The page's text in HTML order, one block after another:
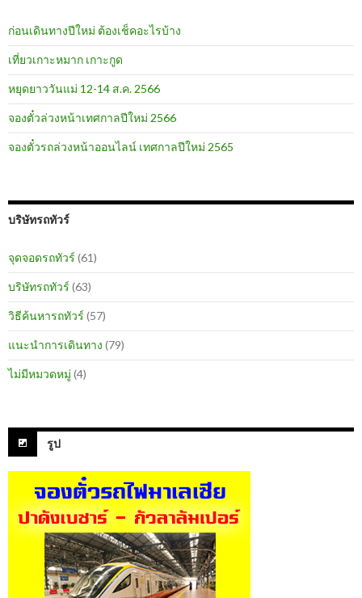
ก่อนเดินทางปีใหม่ ต้องเช็คอะไรบ้าง
เที่ยวเกาะหมาก เกาะกูด
หยุดยาววันแม่ 12-14 ส.ค. 2566
จองตั๋วล่วงหน้าเทศกาลปีใหม่ 2566
จองตั๋วรถล่วงหน้าออนไลน์ เทศกาลปีใหม่ 2565
บริษัทรถทัวร์
จุดจอดรถทัวร์ (61)
บริษัทรถทัวร์ (63)
วิธีค้นหารถทัวร์ (57)
แนะนำการเดินทาง (79)
ไม่มีหมวดหมู่ (4)
รูป